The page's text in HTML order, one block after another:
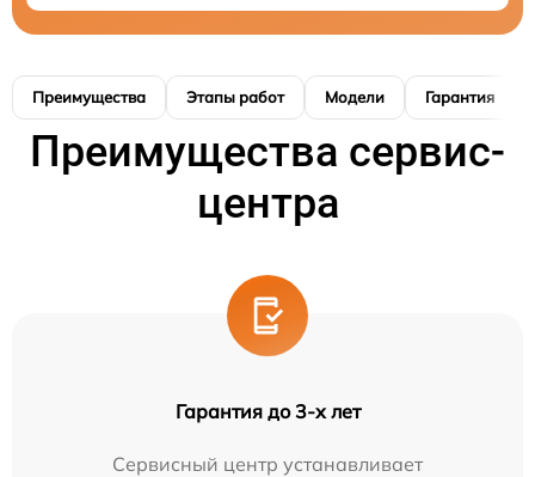
Преимущества Этапы работ Модели Гарантия
Преимущества сервис-
центра
Гарантия до 3-х лет
Сервисный центр устанавливает